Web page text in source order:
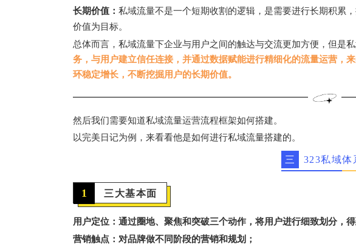
长期价值： 私域流量不是一个短期收割的逻辑，是需要进行长期积累
价值为目标。
总体而言，私域流量下企业与用户之间的触达与交流更加方便，但是
务，与用户建立信任连接，并通过数据赋能进行精细化的流量运营，
环稳定增长，不断挖掘用户的长期价值。
然后我们需要知道私域流量运营流程框架如何搭建。
以完美日记为例，来看看他是如何进行私域流量搭建的。
三 323私域体
1 三大基本面
用户定位：通过圈地、聚焦和突破三个动作，将用户进行细致划分，得
营销触点：对品牌做不同阶段的营销和规划；